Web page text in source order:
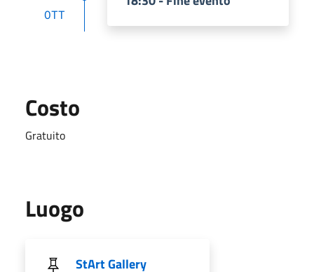
OTT
Costo
Gratuito
Luogo
StArt Gallery